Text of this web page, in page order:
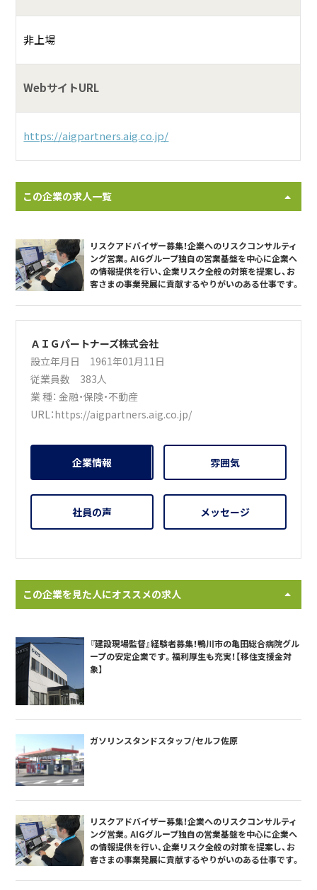
非上場
WebサイトURL
https://aigpartners.aig.co.jp/
この企業の求人一覧
リスクアドバイザー募集！企業へのリスクコンサルティ
ング営業。AIGグループ独自の営業基盤を中心に企業へ
の情報提供を行い、企業リスク全般の対策を提案し、お
客さまの事業発展に貢献するやりがいのある仕事です。
ＡＩＧパートナーズ株式会社
設立年月日 1961年01月11日
従業員数 383人
業 種：金融・保険・不動産
URL：https://aigpartners.aig.co.jp/
企業情報 雰囲気
社員の声 メッセージ
この企業を見た人にオススメの求人
『建設現場監督』経験者募集！鴨川市の亀田総合病院グル
ープの安定企業です。福利厚生も充実！【移住支援金対
象】
ガソリンスタンドスタッフ/セルフ佐原
リスクアドバイザー募集！企業へのリスクコンサルティ
ング営業。AIGグループ独自の営業基盤を中心に企業へ
の情報提供を行い、企業リスク全般の対策を提案し、お
客さまの事業発展に貢献するやりがいのある仕事です。